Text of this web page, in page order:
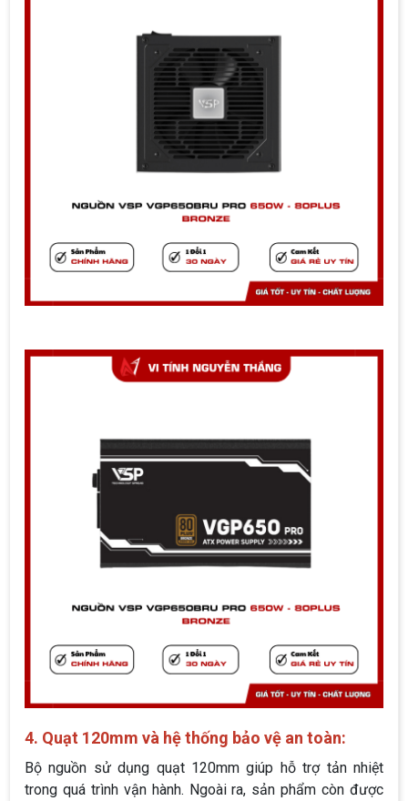
4. Quạt 120mm và hệ thống bảo vệ an toàn:
Bộ nguồn sử dụng quạt 120mm giúp hỗ trợ tản nhiệt
trong quá trình vận hành. Ngoài ra, sản phẩm còn được